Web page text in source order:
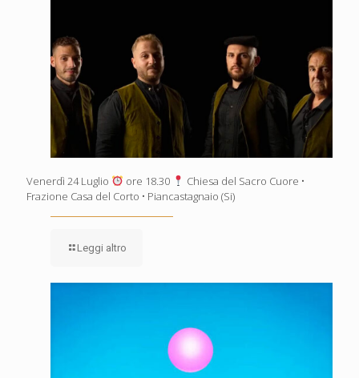
Venerdì 24 Luglio ore 18.30
Chiesa del Sacro Cuore •
Frazione Casa del Corto • Piancastagnaio (Si)
Leggi altro